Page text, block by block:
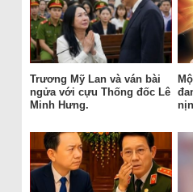
Trương Mỹ Lan và ván bài
ngửa với cựu Thống đốc Lê
Minh Hưng.